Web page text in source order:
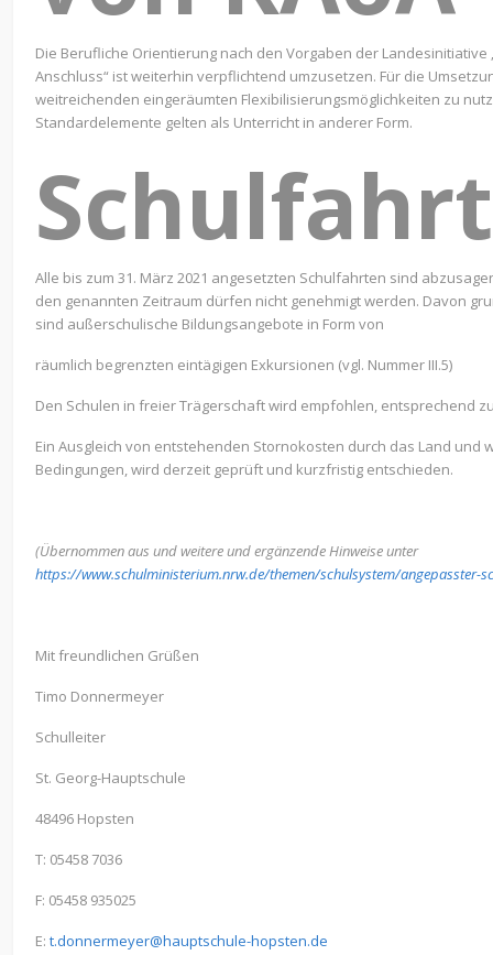
Die Berufliche Orientierung nach den Vorgaben der Landesinitiative
Anschluss“ ist weiterhin verpflichtend umzusetzen. Für die
weitreichenden eingeräumten Flexibilisierungsmöglichkeiten zu
Standardelemente gelten als Unterricht in anderer Form.
Alle bis zum 31. März 2021 angesetzten Schulfahrten sind
den genannten Zeitraum dürfen nicht genehmigt werden. Davon
sind außerschulische Bildungsangebote in Form von
räumlich begrenzten eintägigen Exkursionen (vgl. Nummer III.5)
Den Schulen in freier Trägerschaft wird empfohlen, entsprechend
Ein Ausgleich von entstehenden Stornokosten durch das Land und
Bedingungen, wird derzeit geprüft und kurzfristig entschieden.
(Übernommen aus und weitere und ergänzende Hinweise unter
https://www.schulministerium.nrw.de/themen/schulsystem/angepasster-
Mit freundlichen Grüßen
Timo Donnermeyer
Schulleiter
St. Georg-Hauptschule
48496 Hopsten
T: 05458 7036
F: 05458 935025
E: t.donnermeyer@hauptschule-hopsten.de